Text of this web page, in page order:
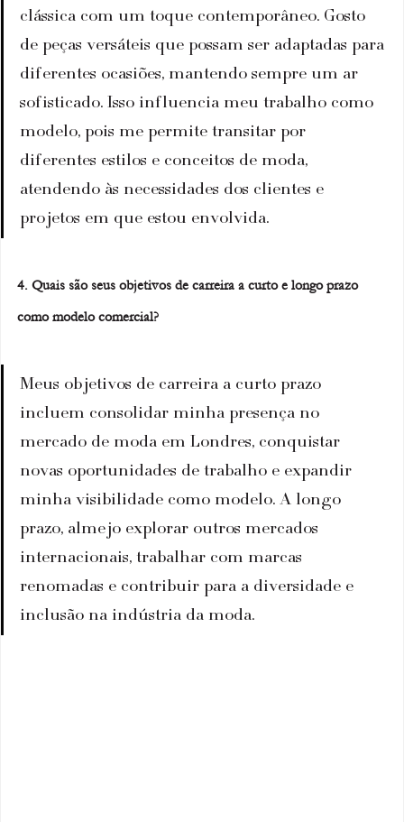
clássica com um toque contemporâneo. Gosto
de peças versáteis que possam ser adaptadas para
diferentes ocasiões, mantendo sempre um ar
sofisticado. Isso influencia meu trabalho como
modelo, pois me permite transitar por
diferentes estilos e conceitos de moda,
atendendo às necessidades dos clientes e
projetos em que estou envolvida.
4. Quais são seus objetivos de carreira a curto e longo prazo
como modelo comercial?
Meus objetivos de carreira a curto prazo
incluem consolidar minha presença no
mercado de moda em Londres, conquistar
novas oportunidades de trabalho e expandir
minha visibilidade como modelo. A longo
prazo, almejo explorar outros mercados
internacionais, trabalhar com marcas
renomadas e contribuir para a diversidade e
inclusão na indústria da moda.